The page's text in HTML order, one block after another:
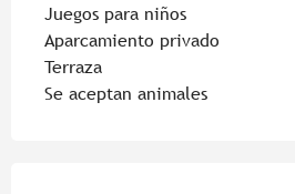
Juegos para niños
Aparcamiento privado
Terraza
Se aceptan animales